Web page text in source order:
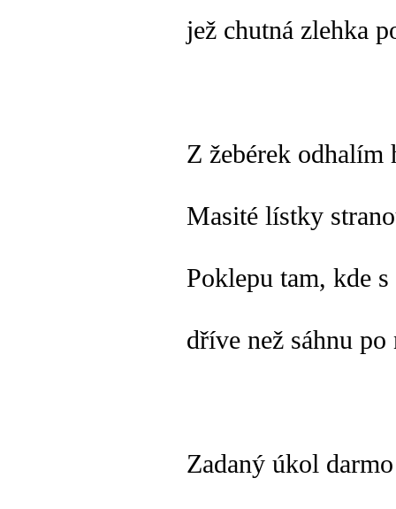
jež chutná zlehka
Z žebérek
Masité lístky
Poklepu tam, kde
dříve než sáhnu po
Zadaný úkol